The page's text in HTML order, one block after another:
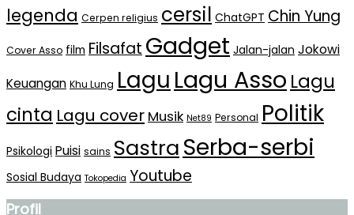
legenda Cerpen religius cersil ChatGPT Chin Yung
Cover Asso film Filsafat Gadget Jalan-jalan Jokowi
Keuangan Khu Lung Lagu Lagu Asso Lagu
cinta Lagu cover Musik Net89 Personal Politik
Psikologi Puisi sains SastraSerba-serbi
Sosial Budaya Tokopedia Youtube
Profil